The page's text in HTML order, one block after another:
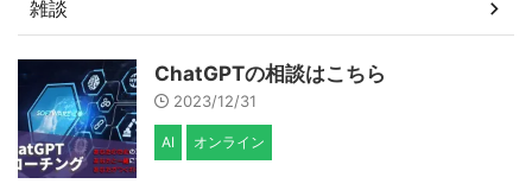
雑談
ChatGPTの相談はこちら
2023/12/31
AI オンライン